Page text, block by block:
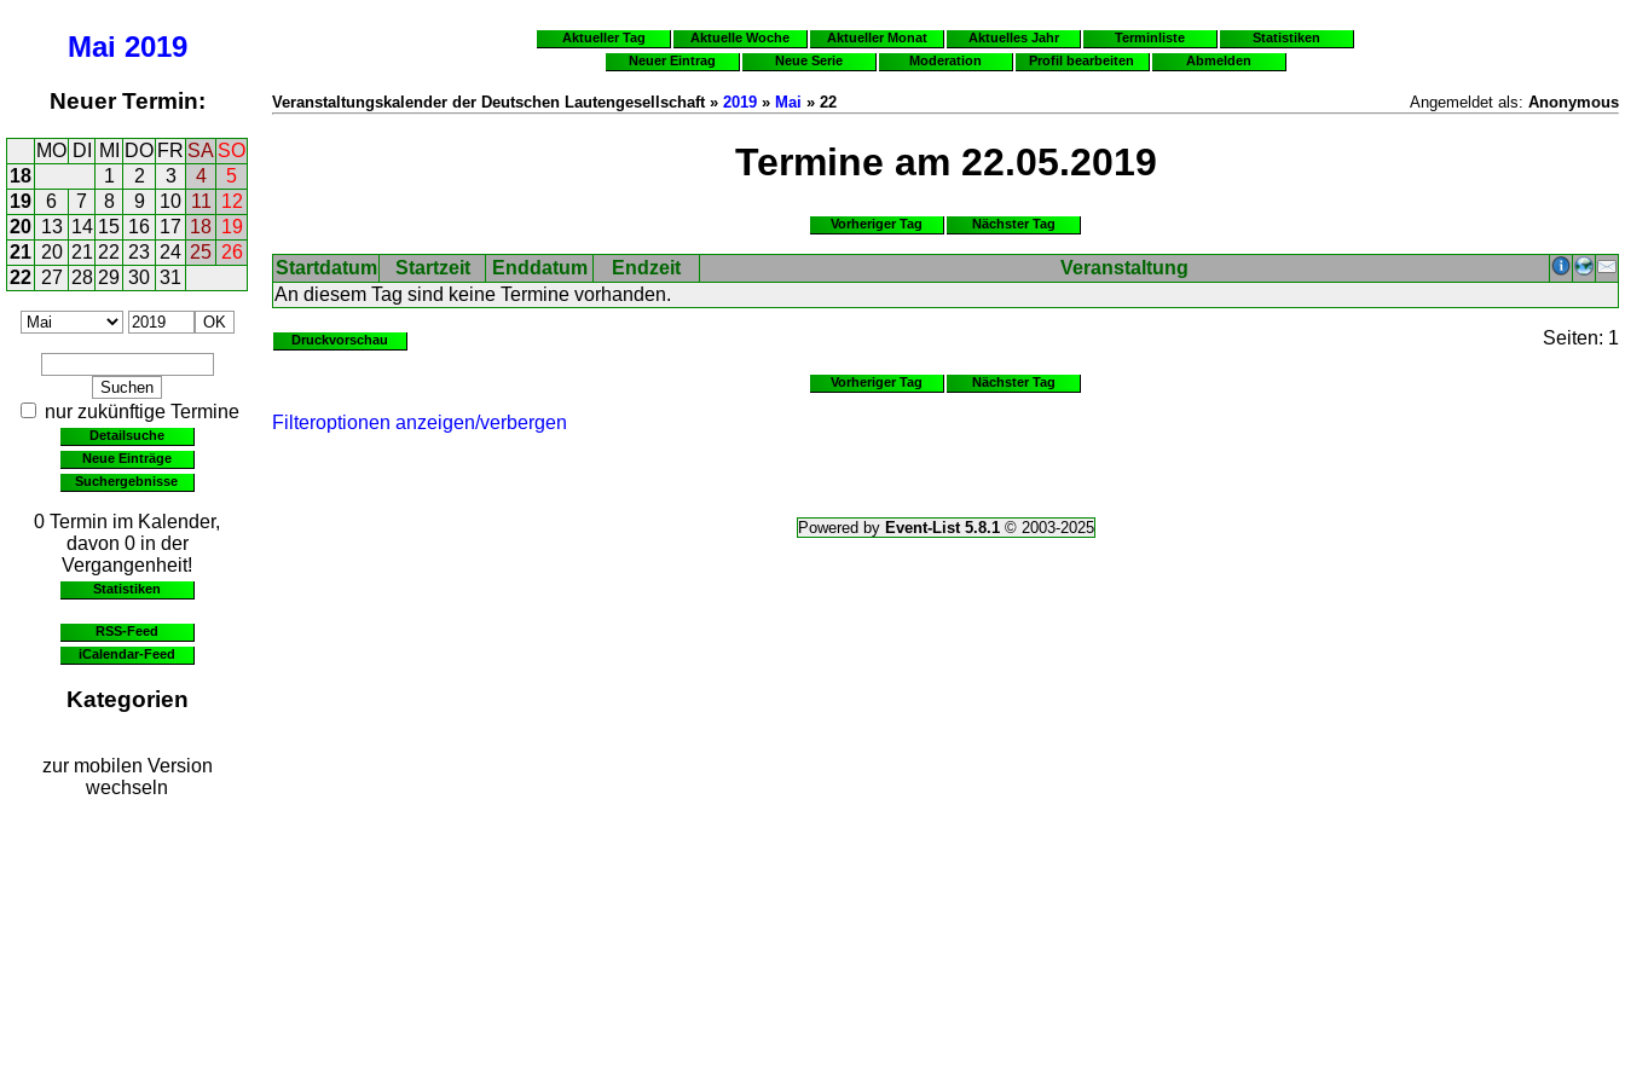
Mai 2019
Neuer Termin:
MO DI MI DO FR SA SO
18
1 2 3 4
5
19
6 7 8 9 10 11 12
20 13 14 15 16 17 18 19
21 20 21 22 23 24 25 26
22 27 28 29 30 31
nur zukünftige Termine
Detailsuche
Neue Einträge
Suchergebnisse
0 Termin im Kalender,
davon 0 in der
Vergangenheit!
Statistiken
RSS-Feed
iCalendar-Feed
Kategorien
zur mobilen Version
wechseln
Aktueller Tag Aktuelle Woche Aktueller Monat Aktuelles Jahr Terminliste
Statistiken
Neuer Eintrag
Neue Serie Moderation Profil bearbeiten Abmelden
Veranstaltungskalender der Deutschen Lautengesellschaft » 2019 » Mai » 22 Angemeldet als: Anonymous
Termine am 22.05.2019
Vorheriger Tag Nächster Tag
Startdatum Startzeit Enddatum Endzeit
Veranstaltung
An diesem Tag sind keine Termine vorhanden.
Druckvorschau Seiten: 1
Vorheriger Tag Nächster Tag
Filteroptionen anzeigen/verbergen
Powered by Event-List 5.8.1© 2003-2025